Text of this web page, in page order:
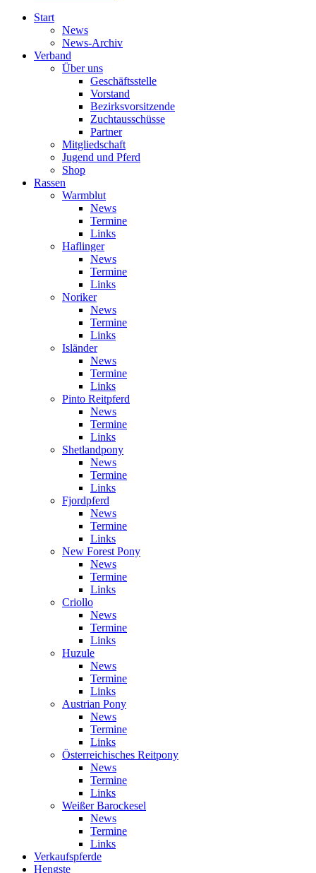
Start
News
News-Archiv
Verband
Über uns
Geschäftsstelle
Vorstand
Bezirksvorsitzende
Zuchtausschüsse
Partner
Mitgliedschaft
Jugend und Pferd
Shop
Rassen
Warmblut
News
Termine
Links
Haflinger
News
Termine
Links
Noriker
News
Termine
Links
Isländer
News
Termine
Links
Pinto Reitpferd
News
Termine
Links
Shetlandpony
News
Termine
Links
Fjordpferd
News
Termine
Links
New Forest Pony
News
Termine
Links
Criollo
News
Termine
Links
Huzule
News
Termine
Links
Austrian Pony
News
Termine
Links
Österreichisches Reitpony
News
Termine
Links
Weißer Barockesel
News
Termine
Links
Verkaufspferde
Hengste